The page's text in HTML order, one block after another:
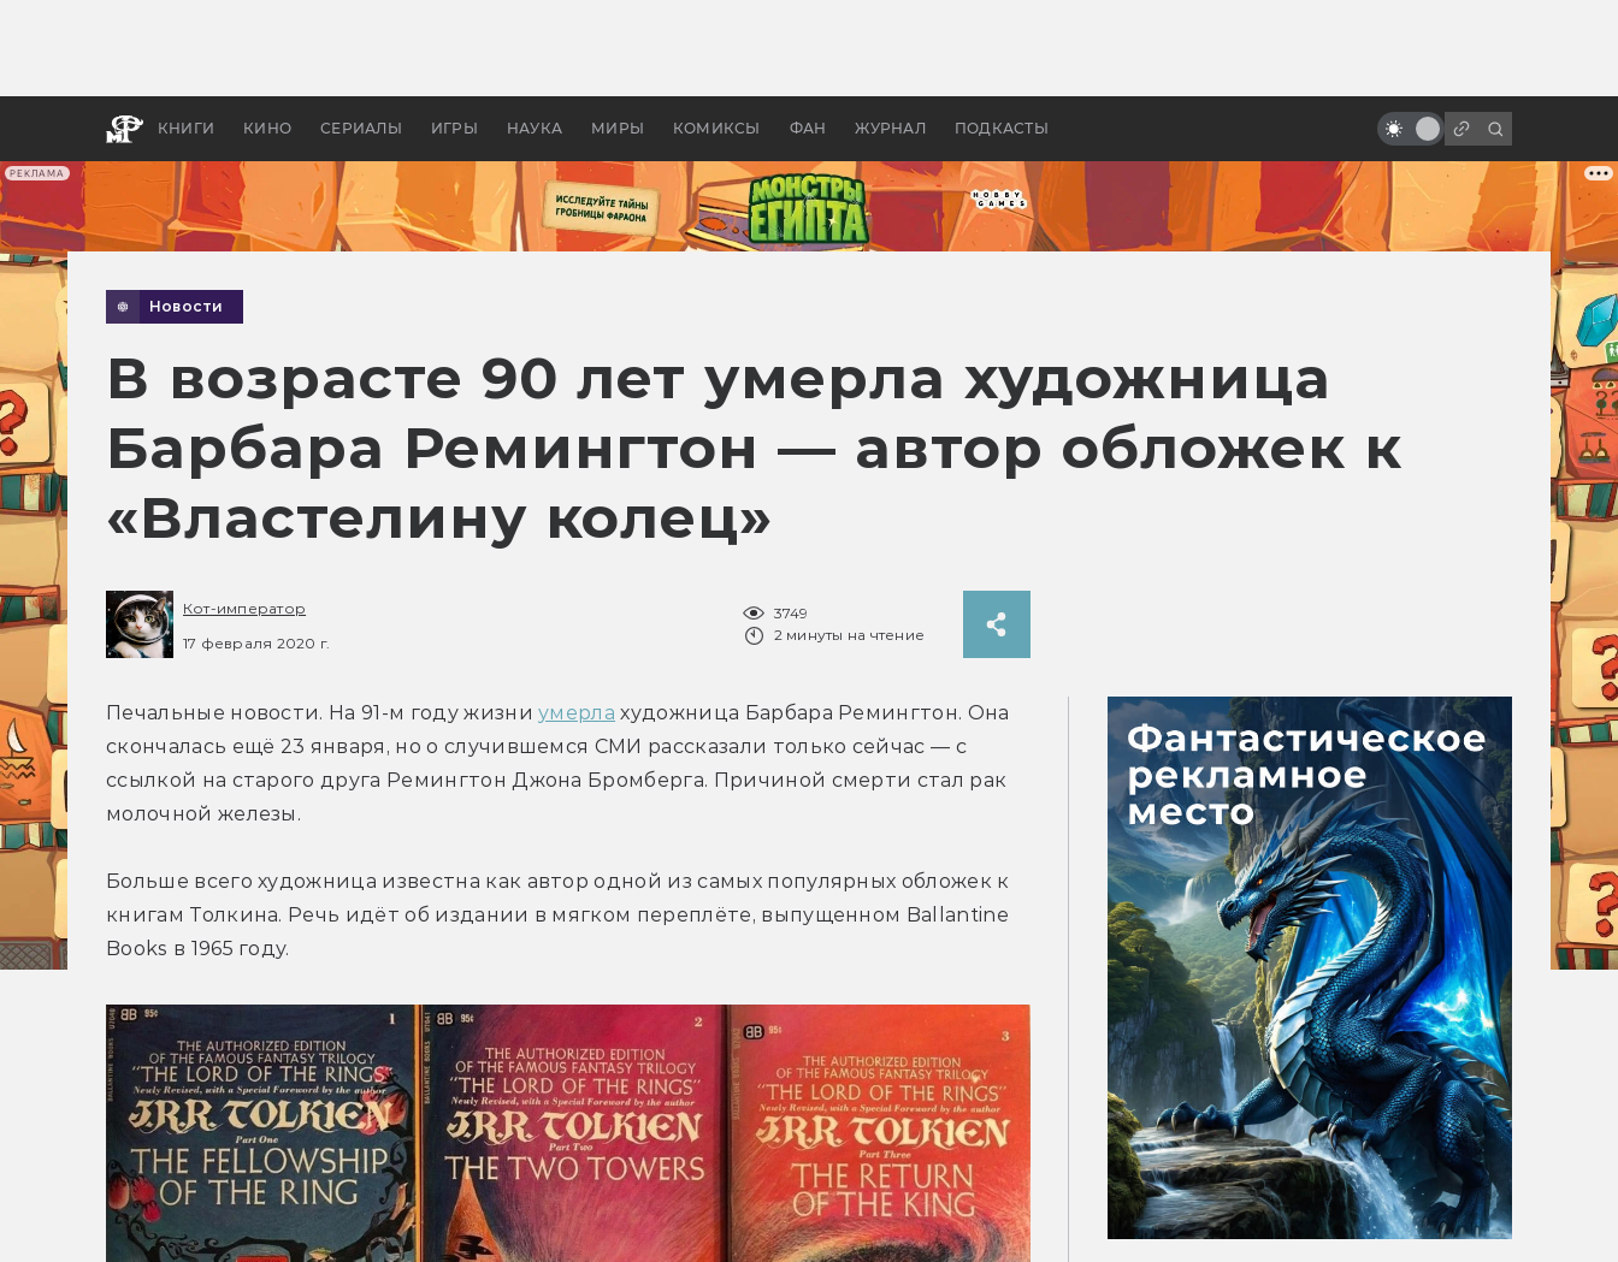
РЕКЛАМА
КНИГИ КИНО СЕРИАЛЫ ИГРЫ НАУКА МИРЫ КОМИКСЫ ФАН ЖУРНАЛ ПОДКАСТЫ
бы «Властелина колец»
Древней Грецией
что вымысел
Новости
В возрасте 90 лет умерла художница
Барбара Ремингтон — автор обложек к
«Властелину колец»
Кот-император
17 февраля 2020 г.
3749
2 минуты на чтение
Печальные новости. На 91-м году жизни умерла художница Барбара Ремингтон. Она
скончалась ещё 23 января, но о случившемся СМИ рассказали только сейчас — с
ссылкой на старого друга Ремингтон Джона Бромберга. Причиной смерти стал рак
молочной железы.
Больше всего художница известна как автор одной из самых популярных обложек к
книгам Толкина. Речь идёт об издании в мягком переплёте, выпущенном Ballantine
Books в 1965 году.